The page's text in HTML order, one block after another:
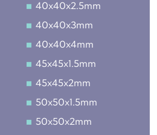
40x40x2.5mm
40x40x3mm
40x40x4mm
45x45x1.5mm
45x45x2mm
50x50x1.5mm
50x50x2mm